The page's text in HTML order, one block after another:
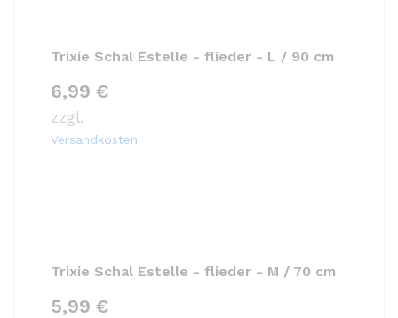
Trixie Schal Estelle - flieder - L / 90 cm
6,99 €
zzgl.
Versandkosten
Trixie Schal Estelle - flieder - M / 70 cm
5,99 €